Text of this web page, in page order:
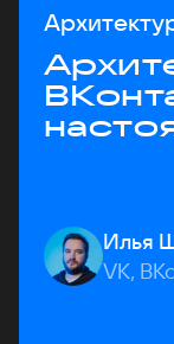
Илья
VK,